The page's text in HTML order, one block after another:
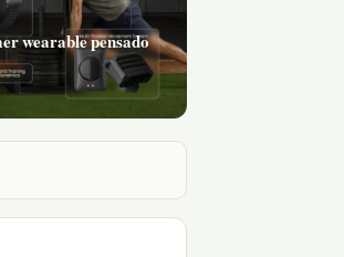
wearable pensado